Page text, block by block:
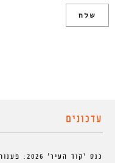
עדכונים
כנס ‘קוד העיר’ 2026: פענוח ועיצוב עיר המחר